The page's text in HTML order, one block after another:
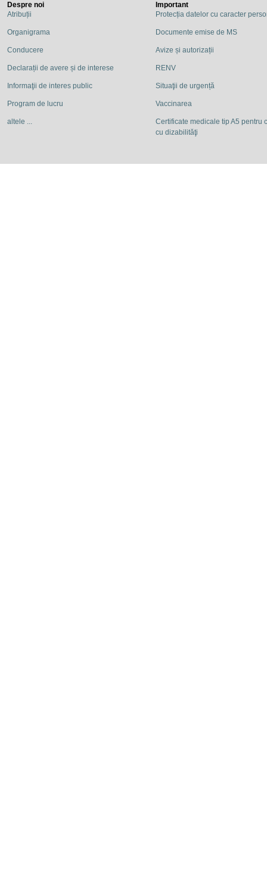
Despre noi
Atribuții
Organigrama
Conducere
Declarații de avere și de interese
Informaţii de interes public
Program de lucru
altele ...
Important
Protecția datelor cu caracter
Documente emise de MS
Avize și autorizații
RENV
Situaţii de urgență
Vaccinarea
Certificate medicale tip A5 pentru
cu dizabilităţi